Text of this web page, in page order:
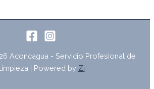
Aconcagua - Servicio Profesional de
| Powered by Zi